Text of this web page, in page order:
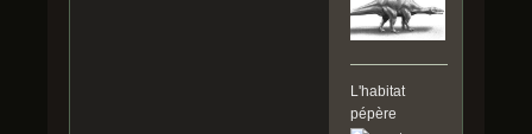
L'habitat
pépère